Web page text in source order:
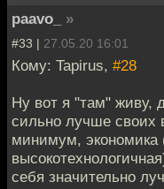
paavo_
»
#33 | 27.05.20 16:01
Кому: Tapirus, #28
Ну вот я "там" живу,
сильно лучше своих
минимум, экономика
себя значительно